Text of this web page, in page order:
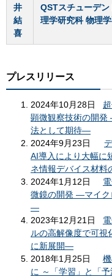
井
結
喜
QSTスチューデ
理学研究科 物理
プレスリリース
2024年10月28日
顕微観察技術の開
法として期待―
2024年9月23日
AI導入により大幅に
ネ情報デバイス材料
2024年1月12日
微鏡の開発 ―マイク
―
2023年12月21日
ルの高解像度で可
に新展開―
2018年1月25日
に ～「学習」と「